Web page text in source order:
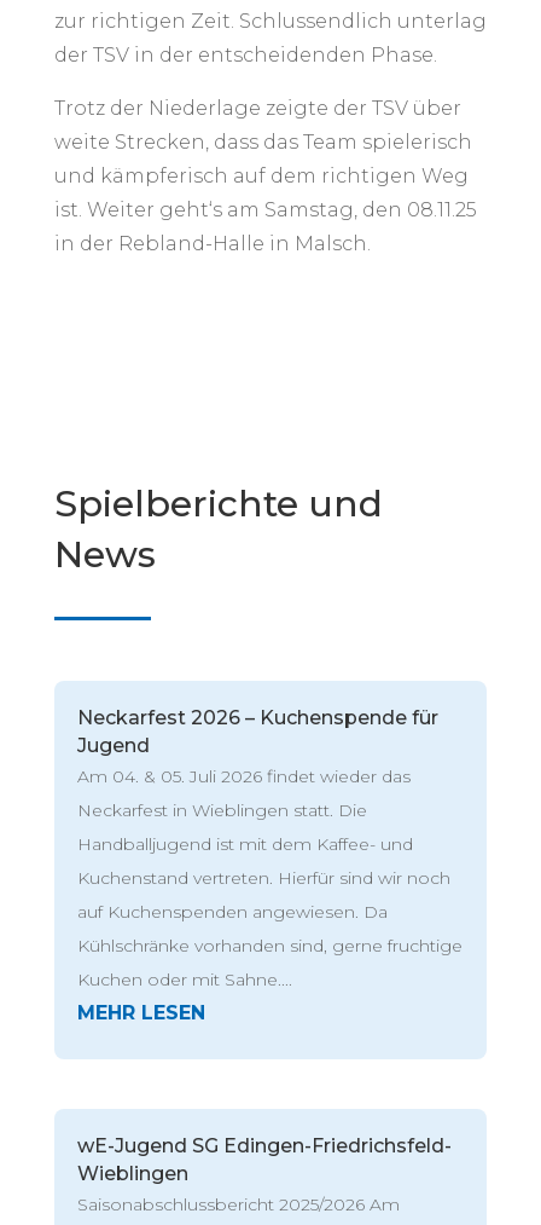
zur richtigen Zeit. Schlussendlich unterlag
der TSV in der entscheidenden Phase.
Trotz der Niederlage zeigte der TSV über
weite Strecken, dass das Team spielerisch
und kämpferisch auf dem richtigen Weg
ist. Weiter geht‘s am Samstag, den 08.11.25
in der Rebland-Halle in Malsch.
Spielberichte und
News
Neckarfest 2026 – Kuchenspende für
Jugend
Am 04. & 05. Juli 2026 findet wieder das
Neckarfest in Wieblingen statt. Die
Handballjugend ist mit dem Kaffee- und
Kuchenstand vertreten. Hierfür sind wir noch
auf Kuchenspenden angewiesen. Da
Kühlschränke vorhanden sind, gerne fruchtige
Kuchen oder mit Sahne....
wE-Jugend SG Edingen-Friedrichsfeld-
Wieblingen
Saisonabschlussbericht 2025/2026 Am